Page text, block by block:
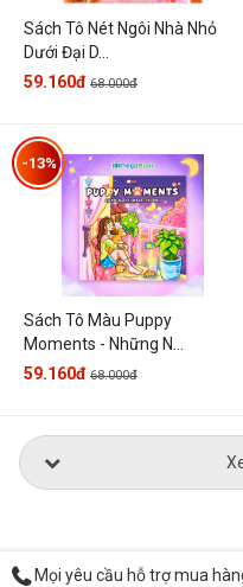
Sách Tô Nét Ngôi Nhà Nhỏ
Dưới Đại D...
59.160đ 68.000đ
Sách Tô Màu Puppy
Moments - Những N...
-13%
59.160đ 68.000đ
Mọi yêu cầu hỗ trợ mua